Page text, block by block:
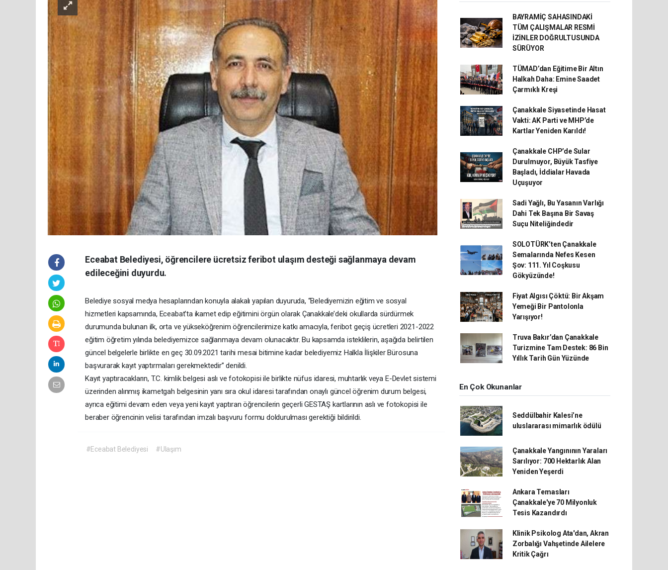
Eceabat Belediyesi, öğrencilere ücretsiz feribot ulaşım desteği sağlanmaya devam
edileceğini duyurdu.
Belediye sosyal medya hesaplarından konuyla alakalı yapılan duyuruda, “Belediyemizin eğitim ve sosyal
hizmetleri kapsamında, Eceabat’ta ikamet edip eğitimini örgün olarak Çanakkale’deki okullarda sürdürmek
durumunda bulunan ilk, orta ve yükseköğrenim öğrencilerimize katkı amacıyla, feribot geçiş ücretleri 2021-2022
eğitim öğretim yılında belediyemizce sağlanmaya devam olunacaktır. Bu kapsamda isteklilerin, aşağıda belirtilen
güncel belgelerle birlikte en geç 30.09.2021 tarihi mesai bitimine kadar belediyemiz Halkla İlişkiler Bürosuna
başvurarak kayıt yaptırmaları gerekmektedir” denildi.
Kayıt yaptıracakların, T.C. kimlik belgesi aslı ve fotokopisi ile birlikte nüfus idaresi, muhtarlık veya E-Devlet sistemi
üzerinden alınmış ikametgah belgesinin yanı sıra okul idaresi tarafından onaylı güncel öğrenim durum belgesi,
ayrıca eğitimi devam eden veya yeni kayıt yaptıran öğrencilerin geçerli GESTAŞ kartlarının aslı ve fotokopisi ile
beraber öğrencinin velisi tarafından imzalı başvuru formu doldurulması gerektiği bildirildi.
#Eceabat Belediyesi #Ulaşım
BAYRAMİÇ SAHASINDAKİ
TÜM ÇALIŞMALAR RESMİ
İZİNLER DOĞRULTUSUNDA
SÜRÜYOR
TÜMAD’dan Eğitime Bir Altın
Halkah Daha: Emine Saadet
Çarmıklı Kreşi
Çanakkale Siyasetinde Hasat
Vakti: AK Parti ve MHP’de
Kartlar Yeniden Karıldı!
Çanakkale CHP’de Sular
Durulmuyor, Büyük Tasfiye
Başladı, İddialar Havada
Uçuşuyor
Sadi Yağlı, Bu Yasanın Varlığı
Dahi Tek Başına Bir Savaş
Suçu Niteliğindedir
SOLOTÜRK’ten Çanakkale
Semalarında Nefes Kesen
Şov: 111. Yıl Coşkusu
Gökyüzünde!
Fiyat Algısı Çöktü: Bir Akşam
Yemeği Bir Pantolonla
Yarışıyor!
Truva Bakır’dan Çanakkale
Turizmine Tam Destek: 86 Bin
Yıllık Tarih Gün Yüzünde
En Çok Okunanlar
Seddülbahir Kalesi’ne
uluslararası mimarlık ödülü
Çanakkale Yangınının Yaraları
Sarılıyor: 700 Hektarlık Alan
Yeniden Yeşerdi
Ankara Temasları
Çanakkale'ye 70 Milyonluk
Tesis Kazandırdı
Klinik Psikolog Ata'dan, Akran
Zorbalığı Vahşetinde Ailelere
Kritik Çağrı